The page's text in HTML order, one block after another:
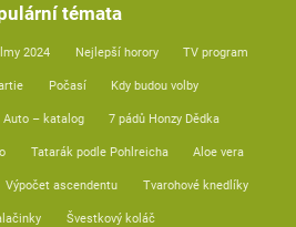
témata
2024 Nejlepší horory TV program
Počasí Kdy budou volby
Auto – katalog 7 pádů Honzy Dědka
Tatarák podle Pohlreicha Aloe vera
Výpočet ascendentu Tvarohové knedlíky
Švestkový koláč